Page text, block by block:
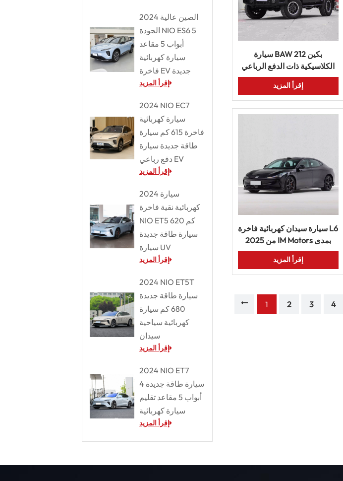
2024 الصين عالية
الجودة NIO ES6 5
أبواب 5 مقاعد
سيارة كهربائية
فاخرة EV جديدة
إقرأ المزيد
2024 NIO EC7
سيارة كهربائية
فاخرة 615 كم سيارة
طاقة جديدة سيارة
دفع رباعي EV
إقرأ المزيد
2024 سيارة
كهربائية نقية فاخرة
NIO ET5 620 كم
سيارة طاقة جديدة
سيارة UV
إقرأ المزيد
2024 NIO ET5T
سيارة طاقة جديدة
680 كم سيارة
كهربائية سياحية
سيدان
إقرأ المزيد
2024 NIO ET7
سيارة طاقة جديدة 4
أبواب 5 مقاعد تقليم
سيارة كهربائية
إقرأ المزيد
سيارة BAW بكين 212
الكلاسيكية ذات الدفع الرباعي
للبيع الساخن في الصين،
متوفرة للشحن في جميع أنحاء
العالم
إقرأ المزيد
سيارة سيدان كهربائية فاخرة L6
2025 من IM Motors بمدى
طويل وتكنولوجيا متقدمة
إقرأ المزيد
1 2 3 4